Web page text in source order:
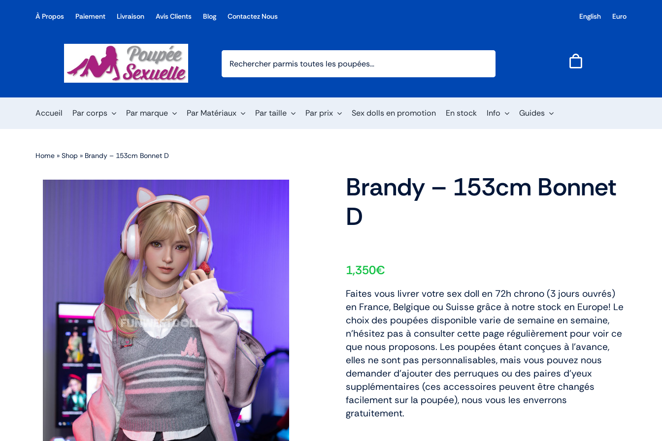
À Propos Paiement Livraison Avis Clients Blog Contactez Nous English Euro
Accueil Par corps Par marque Par Matériaux Par taille Par prix Sex dolls en promotion En stock Info Guides
Home » Shop » Brandy – 153cm Bonnet D
Brandy – 153cm Bonnet
D
1,350€
Faites vous livrer votre sex doll en 72h chrono (3 jours ouvrés)
en France, Belgique ou Suisse grâce à notre stock en Europe! Le
choix des poupées disponible varie de semaine en semaine,
n'hésitez pas à consulter cette page régulièrement pour voir ce
que nous proposons. Les poupées étant conçues à l'avance,
elles ne sont pas personnalisables, mais vous pouvez nous
demander d'ajouter des perruques ou des paires d'yeux
supplémentaires (ces accessoires peuvent être changés
facilement sur la poupée), nous vous les enverrons
gratuitement.